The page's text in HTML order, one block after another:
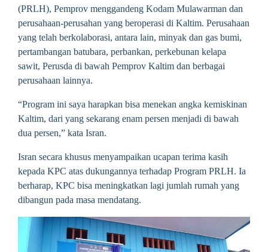
(PRLH), Pemprov menggandeng Kodam Mulawarman dan
perusahaan-perusahan yang beroperasi di Kaltim. Perusahaan
yang telah berkolaborasi, antara lain, minyak dan gas bumi,
pertambangan batubara, perbankan, perkebunan kelapa
sawit, Perusda di bawah Pemprov Kaltim dan berbagai
perusahaan lainnya.
“Program ini saya harapkan bisa menekan angka kemiskinan
Kaltim, dari yang sekarang enam persen menjadi di bawah
dua persen,” kata Isran.
Isran secara khusus menyampaikan ucapan terima kasih
kepada KPC atas dukungannya terhadap Program PRLH. Ia
berharap, KPC bisa meningkatkan lagi jumlah rumah yang
dibangun pada masa mendatang.